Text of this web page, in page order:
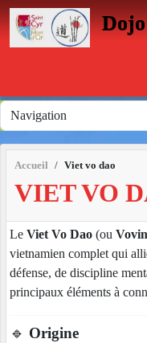
Accueil Viet vo dao
VIET VO
Le Viet Vo Dao (ou
vietnamien complet qui
défense, de discipline
principaux éléments à
🔹 Origine
Panneau de gestion des